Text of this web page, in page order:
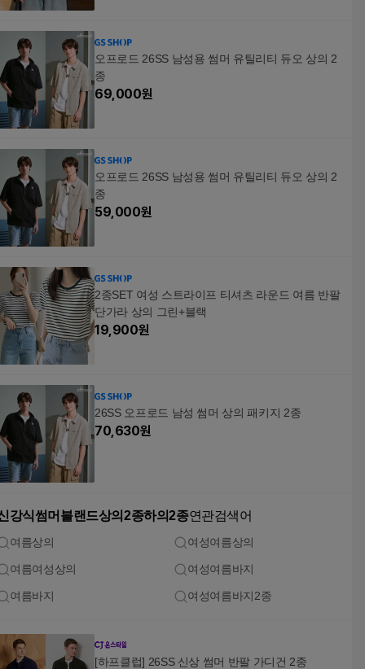
오프로드 26SS 남성용 썸머 유틸리티 듀오 상의 2
종
69,000원
오프로드 26SS 남성용 썸머 유틸리티 듀오 상의 2
종
59,000원
2종SET 여성 스트라이프 티셔츠 라운드 여름 반팔
단가라 상의 그린+블랙
19,900원
26SS 오프로드 남성 썸머 상의 패키지 2종
70,630원
강식썸머블랜드상의2종하의2종연관검색어
여름상의 여성여름상의
여름여성상의 여성여름바지
여름바지 여성여름바지2종
[하프클럽] 26SS 신상 썸머 반팔 가디건 2종